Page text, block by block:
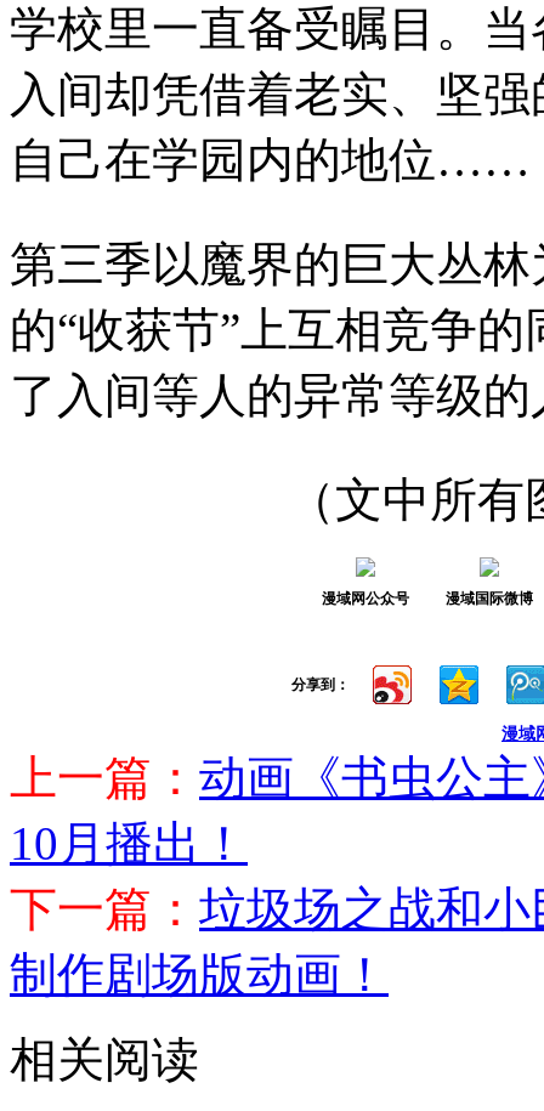
学校里一直备受瞩目。
入间却凭借着老实、坚
自己在学园内的地位……
第三季以魔界的巨大丛
的“收获节”上互相竞争
了入间等人的异常等级
（文中所
漫域网公众号 漫域国际微博
分享到：
漫域
上一篇： 动画《书虫公
10月播出！
下一篇： 垃圾场之战和
制作剧场版动画！
相关阅读